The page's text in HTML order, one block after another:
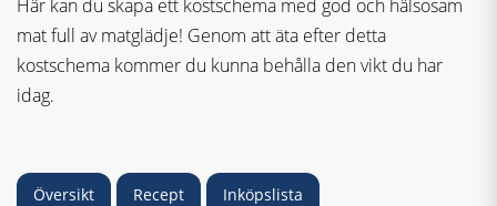
Här kan du skapa ett kostschema med god och hälsosam
mat full av matglädje! Genom att äta efter detta
kostschema kommer du kunna behålla den vikt du har
idag.
Översikt Recept Inköpslista